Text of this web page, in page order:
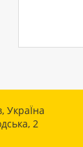
УкраЇна
2